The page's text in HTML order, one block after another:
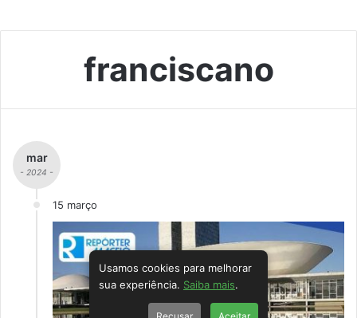
franciscano
mar
- 2024 -
15 março
Usamos cookies para melhorar
sua experiência. Saiba mais.
Recusar Aceitar